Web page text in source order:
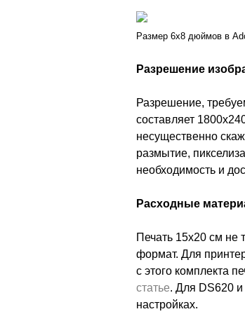
Размер 6x8 дюймов в
Разрешение
Разрешение,
составляет
несущественно
размытие,
необходимость и
Расходные
Печать 15х20 см не
формат. Для
с этого комплекта
статье. Для DS620 и
настройках.